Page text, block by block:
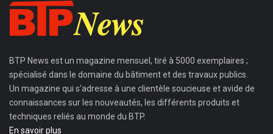
BTP News est un magazine mensuel, tiré à 5000 exemplaires ;
spécialisé dans le domaine du bâtiment et des travaux publics.
Un magazine qui s’adresse à une clientèle soucieuse et avide de
connaissances sur les nouveautés, les différents produits et
techniques reliés au monde du BTP.
En savoir plus